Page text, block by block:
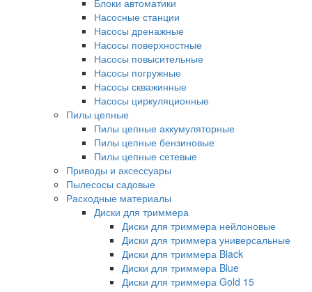
Блоки автоматики
Насосные станции
Насосы дренажные
Насосы поверхностные
Насосы повысительные
Насосы погружные
Насосы скважинные
Насосы циркуляционные
Пилы цепные
Пилы цепные аккумуляторные
Пилы цепные бензиновые
Пилы цепные сетевые
Приводы и аксессуары
Пылесосы садовые
Расходные материалы
Диски для триммера
Диски для триммера нейлоновые
Диски для триммера универсальные
Диски для триммера Black
Диски для триммера Blue
Диски для триммера Gold 15